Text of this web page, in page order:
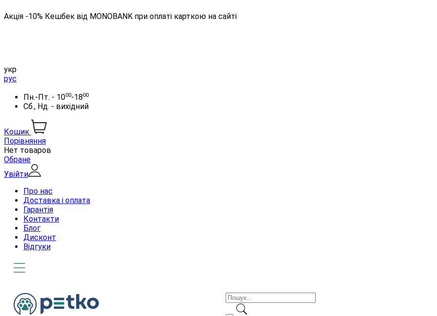
Акція -10% Кешбек від MONOBANK при оплаті карткою на сайті
укр
рус
Пн.-Пт. - 1000-1800
Сб., Нд. - вихідний
Кошик
Порівняння
Нет товаров
Обране
Увійти
Про нас
Доставка і оплата
Гарантія
Контакти
Блог
Дисконт
Відгуки